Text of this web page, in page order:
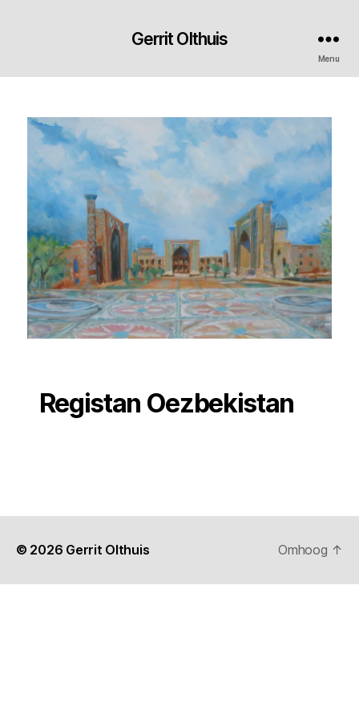
Gerrit Olthuis
Menu
Registan Oezbekistan
© 2026 Gerrit Olthuis Omhoog ↑